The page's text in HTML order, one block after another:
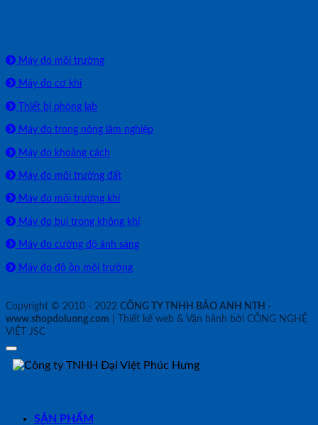
Máy đo môi trường
Máy đo cơ khí
Thiết bị phòng lab
Máy đo trong nông lâm nghiệp
Máy đo khoảng cách
Máy đo môi trường đất
Máy đo môi trường khí
Máy đo bụi trong không khí
Máy đo cường độ ánh sáng
Máy đo độ ồn môi trường
Copyright © 2010 - 2022 CÔNG TY TNHH BẢO ANH NTH -
www.shopdoluong.com | Thiết kế web & Vận hành bởi CÔNG NGHỆ
VIỆT JSC
SẢN PHẨM